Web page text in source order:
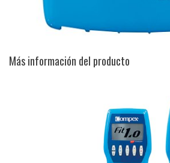
Más información del producto